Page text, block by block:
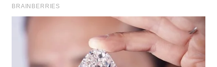
KELISTRIKAN
WALINKI